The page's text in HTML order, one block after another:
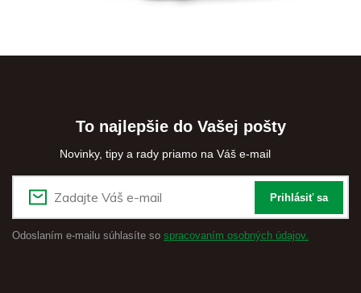
To najlepšie do Vašej pošty
Novinky, tipy a rady priamo na Váš e-mail
Prihlásiť sa
Odoslaním e-mailu súhlasíte so spracovaním osobných údajov.